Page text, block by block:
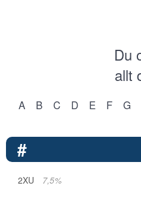
Du
allt
A B C D E F G
#
2XU 7,5%